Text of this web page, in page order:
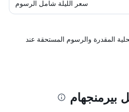
سعر الليلة شامل الرسوم
المقدرة والرسوم المستحقة عند
بيرمنجهام